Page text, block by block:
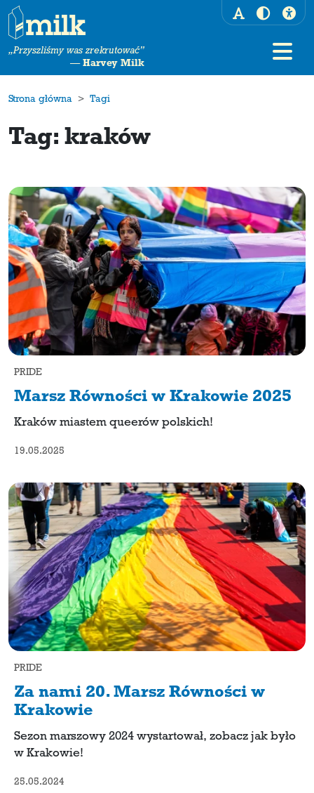
„Przyszliśmy was zrekrutować”
— Harvey Milk
Strona główna Tagi
Tag: kraków
PRIDE
Marsz Równości w Krakowie 2025
Kraków miastem queerów polskich!
19.05.2025
PRIDE
Za nami 20. Marsz Równości w
Krakowie
Sezon marszowy 2024 wystartował, zobacz jak było
w Krakowie!
25.05.2024